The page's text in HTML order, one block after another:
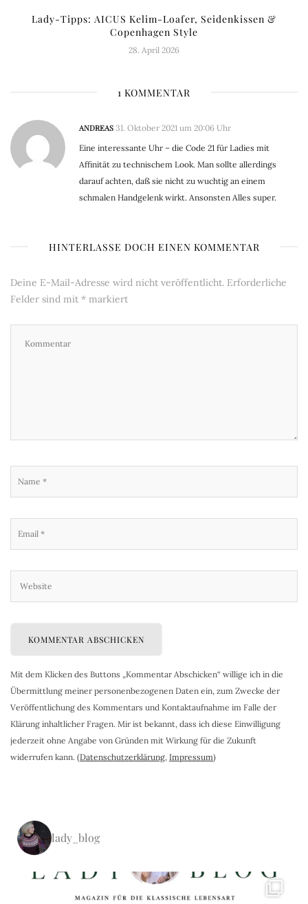
Lady-Tipps: AICUS Kelim-Loafer, Seidenkissen &
Copenhagen Style
28. April 2026
1 KOMMENTAR
ANDREAS 31. Oktober 2021 um 20:06 Uhr
Eine interessante Uhr – die Code 21 für Ladies mit
Affinität zu technischem Look. Man sollte allerdings
darauf achten, daß sie nicht zu wuchtig an einem
schmalen Handgelenk wirkt. Ansonsten Alles super.
HINTERLASSE DOCH EINEN KOMMENTAR
Deine E-Mail-Adresse wird nicht veröffentlicht. Erforderliche
Felder sind mit * markiert
Mit dem Klicken des Buttons „Kommentar Abschicken“ willige ich in die
Übermittlung meiner personenbezogenen Daten ein, zum Zwecke der
Veröffentlichung des Kommentars und Kontaktaufnahme im Falle der
Klärung inhaltlicher Fragen. Mir ist bekannt, dass ich diese Einwilligung
jederzeit ohne Angabe von Gründen mit Wirkung für die Zukunft
widerrufen kann. (Datenschutzerklärung, Impressum)
lady_blog